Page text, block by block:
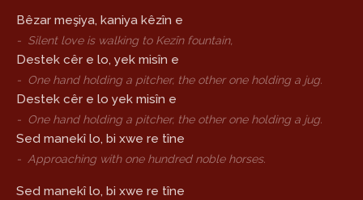
Bêzar meşiya, kaniya kêzîn e
- Silent love is walking to Kezîn fountain,
Destek cêr e lo, yek misîn e
- One hand holding a pitcher, the other one holding a jug.
Destek cêr e lo yek misîn e
- One hand holding a pitcher, the other one holding a jug.
Sed manekî lo, bi xwe re tîne
- Approaching with one hundred noble horses.
Sed manekî lo, bi xwe re tîne